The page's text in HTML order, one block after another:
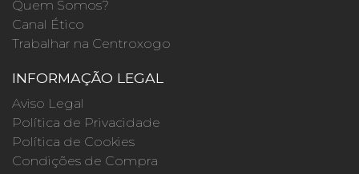
Quem Somos?
Canal Ético
Trabalhar na Centroxogo
INFORMAÇÃO LEGAL
Aviso Legal
Política de Privacidade
Política de Cookies
Condições de Compra